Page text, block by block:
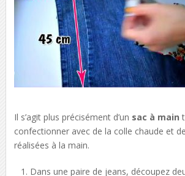
Il s’agit plus précisément d’un sac à main
confectionner avec de la colle chaude et
réalisées à la main.
Dans une paire de jeans, découpez